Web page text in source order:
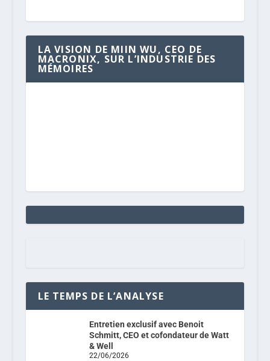
LA VISION DE MIIN WU, CEO DE
MACRONIX, SUR L’INDUSTRIE DES
MÉMOIRES
LE TEMPS DE L’ANALYSE
Entretien exclusif avec Benoit
Schmitt, CEO et cofondateur de Watt
& Well
22/06/2026